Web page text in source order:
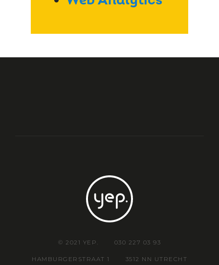
© 2021 YEP. 030 227 03 93
HAMBURGERSTRAAT 1 3512 NN UTRECHT